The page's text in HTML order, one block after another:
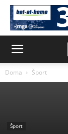
Doma Šport
Šport